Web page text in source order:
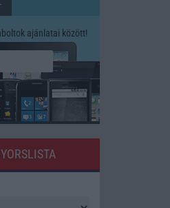
ajánlatai között!